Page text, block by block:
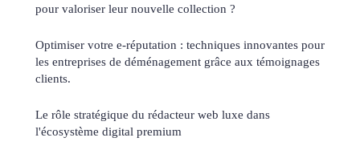
pour valoriser leur nouvelle collection ?
Optimiser votre e-réputation : techniques innovantes pour
les entreprises de déménagement grâce aux témoignages
clients.
Le rôle stratégique du rédacteur web luxe dans
l'écosystème digital premium